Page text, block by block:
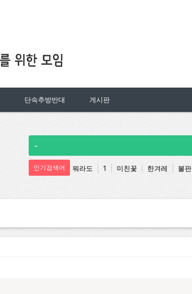
단속추방반대 게시판
인기검색어 뭐라도 1 미친꽃 한겨레 불판